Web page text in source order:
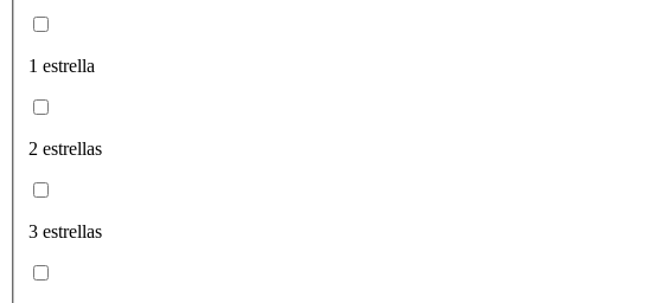
1 estrella
2 estrellas
3 estrellas